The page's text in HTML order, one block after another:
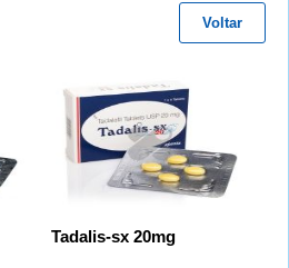
Voltar
Tadalis-sx 20mg